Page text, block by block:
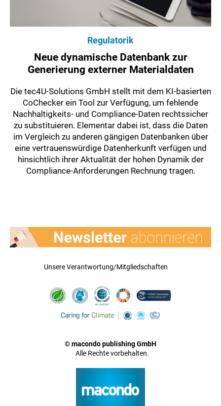
Regulatorik
Neue dynamische Datenbank zur
Generierung externer Materialdaten
Die tec4U-Solutions GmbH stellt mit dem KI-basierten
CoChecker ein Tool zur Verfügung, um fehlende
Nachhaltigkeits- und Compliance-Daten rechtssicher
zu substituieren. Elementar dabei ist, dass die Daten
im Vergleich zu anderen gängigen Datenbanken über
eine vertrauenswürdige Datenherkunft verfügen und
hinsichtlich ihrer Aktualität der hohen Dynamik der
Compliance-Anforderungen Rechnung tragen.
Unsere Verantwortung/Mitgliedschaften
© macondo publishing GmbH
Alle Rechte vorbehalten.